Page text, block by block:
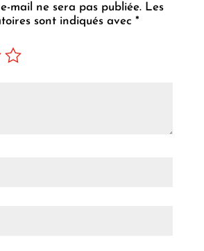
mail ne sera pas publiée. Les
sont indiqués avec *